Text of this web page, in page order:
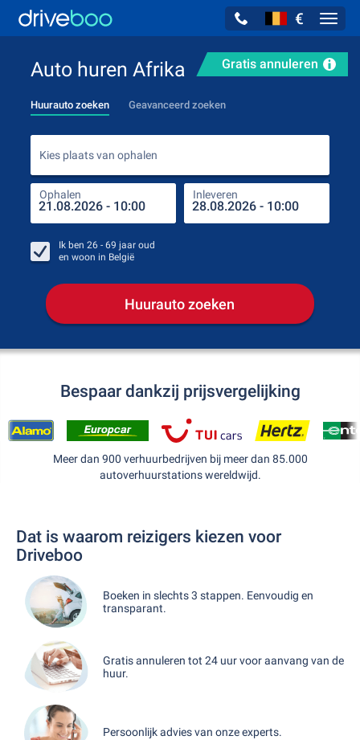
€
Gratis annuleren
Auto huren Afrika
Huurauto zoeken Geavanceerd zoeken
Kies plaats van ophalen
Ophalen Inleveren
Ik ben 26 - 69 jaar oud
en woon in België
Huurauto zoeken
Bespaar dankzij prijsvergelijking
Meer dan 900 verhuurbedrijven bij meer dan 85.000
autoverhuurstations wereldwijd.
Dat is waarom reizigers kiezen voor
Driveboo
Boeken in slechts 3 stappen. Eenvoudig en
transparant.
Gratis annuleren tot 24 uur voor aanvang van de
huur.
Persoonlijk advies van onze experts.